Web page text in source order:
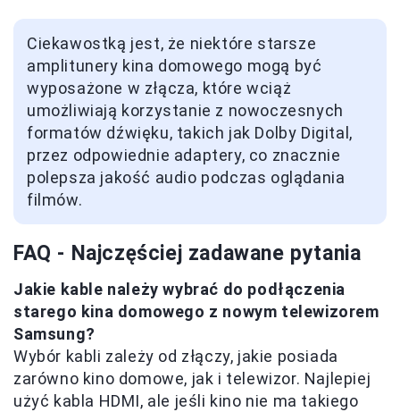
Ciekawostką jest, że niektóre starsze
amplitunery kina domowego mogą być
wyposażone w złącza, które wciąż
umożliwiają korzystanie z nowoczesnych
formatów dźwięku, takich jak Dolby Digital,
przez odpowiednie adaptery, co znacznie
polepsza jakość audio podczas oglądania
filmów.
FAQ - Najczęściej zadawane pytania
Jakie kable należy wybrać do podłączenia
starego kina domowego z nowym telewizorem
Samsung?
Wybór kabli zależy od złączy, jakie posiada
zarówno kino domowe, jak i telewizor. Najlepiej
użyć kabla HDMI, ale jeśli kino nie ma takiego